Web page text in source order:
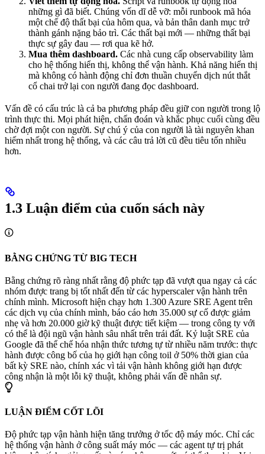
những gì đã biết. Chúng vốn dĩ dễ vỡ: mỗi runbook mã hóa
một chế độ thất bại của hôm qua, và bản thân danh mục trở
thành gánh nặng bảo trì. Các thất bại mới — những thất bại
thực sự gây đau — rơi qua kẽ hở.
Mua thêm dashboard. Các nhà cung cấp observability làm
cho hệ thống hiển thị, không thể vận hành. Khả năng hiển thị
mà không có hành động chỉ đơn thuần chuyển dịch nút thắt
cổ chai trở lại con người đang đọc dashboard.
Vấn đề có cấu trúc là cả ba phương pháp đều giữ con người trong lộ
trình thực thi. Mọi phát hiện, chẩn đoán và khắc phục cuối cùng đều
chờ đợi một con người. Sự chú ý của con người là tài nguyên khan
hiếm nhất trong hệ thống, và các câu trả lời cũ đều tiêu tốn nhiều
hơn.
1.3 Luận điểm của cuốn sách này
BẰNG CHỨNG TỪ BIG TECH
Bằng chứng rõ ràng nhất rằng độ phức tạp đã vượt qua ngay cả các
nhóm được trang bị tốt nhất đến từ các hyperscaler vận hành trên
chính mình. Microsoft hiện chạy hơn 1.300 Azure SRE Agent trên
các dịch vụ của chính mình, báo cáo hơn 35.000 sự cố được giảm
nhẹ và hơn 20.000 giờ kỹ thuật được tiết kiệm — trong công ty với
có thể là đội ngũ vận hành sâu nhất trên trái đất. Kỷ luật SRE của
Google đã thể chế hóa nhận thức tương tự từ nhiều năm trước: thực
hành được công bố của họ giới hạn công toil ở 50% thời gian của
bất kỳ SRE nào, chính xác vì tải vận hành không giới hạn được
công nhận là một lỗi kỹ thuật, không phải vấn đề nhân sự.
LUẬN ĐIỂM CỐT LÕI
Độ phức tạp vận hành hiện tăng trưởng ở tốc độ máy móc. Chỉ các
hệ thống vận hành ở công suất máy móc — các agent tự trị phát